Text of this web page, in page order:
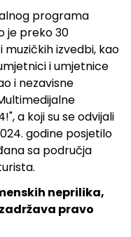
programa
je preko 30
izvedbi, kao
i umjetnice
i nezavisne
a koji su se odvijali
godine posjetilo
sa područja
neprilika,
pravo